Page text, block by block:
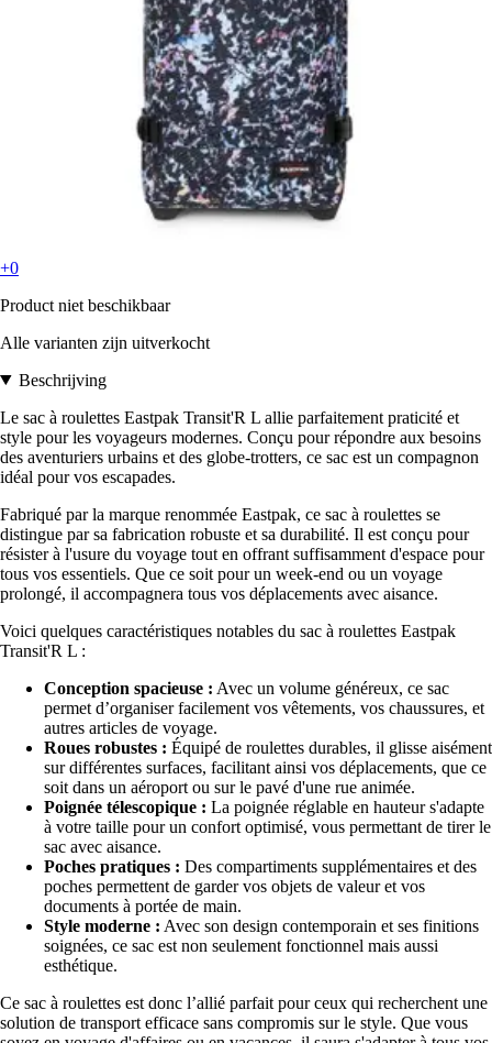
+0
Product niet beschikbaar
Alle varianten zijn uitverkocht
Beschrijving
Le sac à roulettes Eastpak Transit'R L allie parfaitement praticité et
style pour les voyageurs modernes. Conçu pour répondre aux besoins
des aventuriers urbains et des globe-trotters, ce sac est un compagnon
idéal pour vos escapades.
Fabriqué par la marque renommée Eastpak, ce sac à roulettes se
distingue par sa fabrication robuste et sa durabilité. Il est conçu pour
résister à l'usure du voyage tout en offrant suffisamment d'espace pour
tous vos essentiels. Que ce soit pour un week-end ou un voyage
prolongé, il accompagnera tous vos déplacements avec aisance.
Voici quelques caractéristiques notables du sac à roulettes Eastpak
Transit'R L :
Conception spacieuse : Avec un volume généreux, ce sac
permet d’organiser facilement vos vêtements, vos chaussures, et
autres articles de voyage.
Roues robustes : Équipé de roulettes durables, il glisse aisément
sur différentes surfaces, facilitant ainsi vos déplacements, que ce
soit dans un aéroport ou sur le pavé d'une rue animée.
Poignée télescopique : La poignée réglable en hauteur s'adapte
à votre taille pour un confort optimisé, vous permettant de tirer le
sac avec aisance.
Poches pratiques : Des compartiments supplémentaires et des
poches permettent de garder vos objets de valeur et vos
documents à portée de main.
Style moderne : Avec son design contemporain et ses finitions
soignées, ce sac est non seulement fonctionnel mais aussi
esthétique.
Ce sac à roulettes est donc l’allié parfait pour ceux qui recherchent une
solution de transport efficace sans compromis sur le style. Que vous